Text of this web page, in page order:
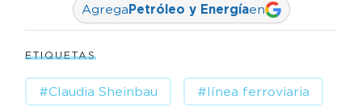
AgregaPetróleo y Energíaen
ETIQUETAS
#Claudia Sheinbau #línea ferroviaria